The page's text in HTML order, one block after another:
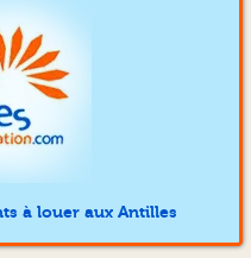
à louer aux Antilles